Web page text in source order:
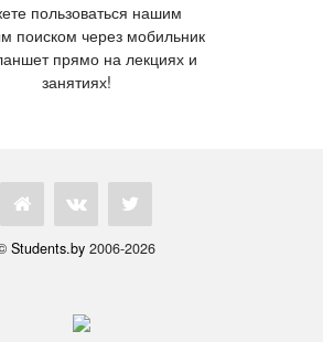
пользоваться нашим
поиском через мобильник
прямо на лекциях и
занятиях!
Students.by 2006-2026